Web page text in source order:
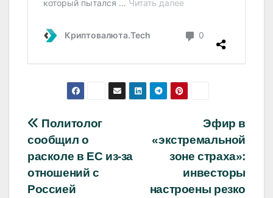
Навигация
по
записям
Эфир в
«экстремальной
зоне страха»:
инвесторы
настроены резко
Политолог
сообщил о
расколе в ЕС из-за
отношений с
Россией